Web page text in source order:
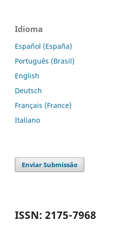
Idioma
Español (España)
Português (Brasil)
English
Deutsch
Français (France)
Italiano
Enviar Submissão
ISSN: 2175-7968